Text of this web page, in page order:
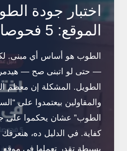
بالطوب
وكيف
تتجنبها
اختبار جودة
الموقع: 5 فحوصات بسيطة
الطوب هو أساس أي مبنى.
— حتى لو اتبنى صح —
الطويل. المشكلة إن معظم
والمقاولين بيعتمدوا على
الطوب” عشان يحكموا على
بسيطة تقدر تعملها في موقع